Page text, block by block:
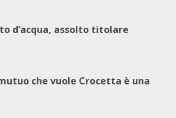
d’acqua, assolto titolare
che vuole Crocetta è una